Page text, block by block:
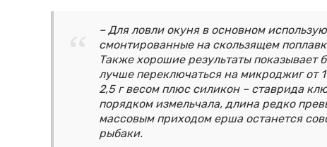
– Для ловли окуня в основном
смонтированные на скользящем
Также хорошие результаты показывает
лучше переключаться на микроджиг от
2,5 г весом плюс силикон – ставрида
порядком измельчала, длина редко
массовым приходом ерша останется
рыбаки.